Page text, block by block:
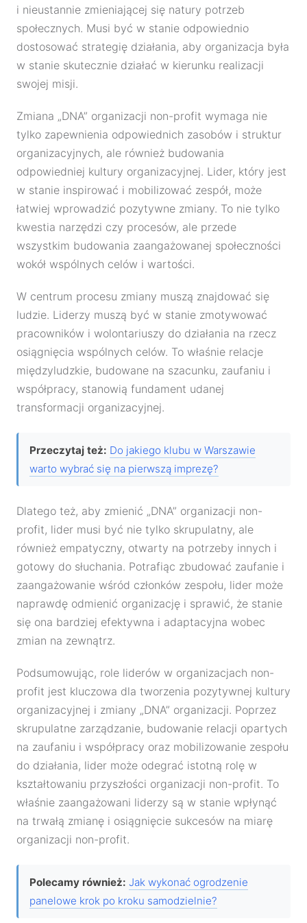
i nieustannie zmieniającej się natury potrzeb
społecznych. Musi być w stanie odpowiednio
dostosować strategię działania, aby organizacja była
w stanie skutecznie działać w kierunku realizacji
swojej misji.
Zmiana „DNA” organizacji non-profit wymaga nie
tylko zapewnienia odpowiednich zasobów i struktur
organizacyjnych, ale również budowania
odpowiedniej kultury organizacyjnej. Lider, który jest
w stanie inspirować i mobilizować zespół, może
łatwiej wprowadzić pozytywne zmiany. To nie tylko
kwestia narzędzi czy procesów, ale przede
wszystkim budowania zaangażowanej społeczności
wokół wspólnych celów i wartości.
W centrum procesu zmiany muszą znajdować się
ludzie. Liderzy muszą być w stanie zmotywować
pracowników i wolontariuszy do działania na rzecz
osiągnięcia wspólnych celów. To właśnie relacje
międzyludzkie, budowane na szacunku, zaufaniu i
współpracy, stanowią fundament udanej
transformacji organizacyjnej.
Przeczytaj też: Do jakiego klubu w Warszawie
warto wybrać się na pierwszą imprezę?
Dlatego też, aby zmienić „DNA” organizacji non-
profit, lider musi być nie tylko skrupulatny, ale
również empatyczny, otwarty na potrzeby innych i
gotowy do słuchania. Potrafiąc zbudować zaufanie i
zaangażowanie wśród członków zespołu, lider może
naprawdę odmienić organizację i sprawić, że stanie
się ona bardziej efektywna i adaptacyjna wobec
zmian na zewnątrz.
Podsumowując, role liderów w organizacjach non-
profit jest kluczowa dla tworzenia pozytywnej kultury
organizacyjnej i zmiany „DNA” organizacji. Poprzez
skrupulatne zarządzanie, budowanie relacji opartych
na zaufaniu i współpracy oraz mobilizowanie zespołu
do działania, lider może odegrać istotną rolę w
kształtowaniu przyszłości organizacji non-profit. To
właśnie zaangażowani liderzy są w stanie wpłynąć
na trwałą zmianę i osiągnięcie sukcesów na miarę
organizacji non-profit.
Polecamy również: Jak wykonać ogrodzenie
panelowe krok po kroku samodzielnie?